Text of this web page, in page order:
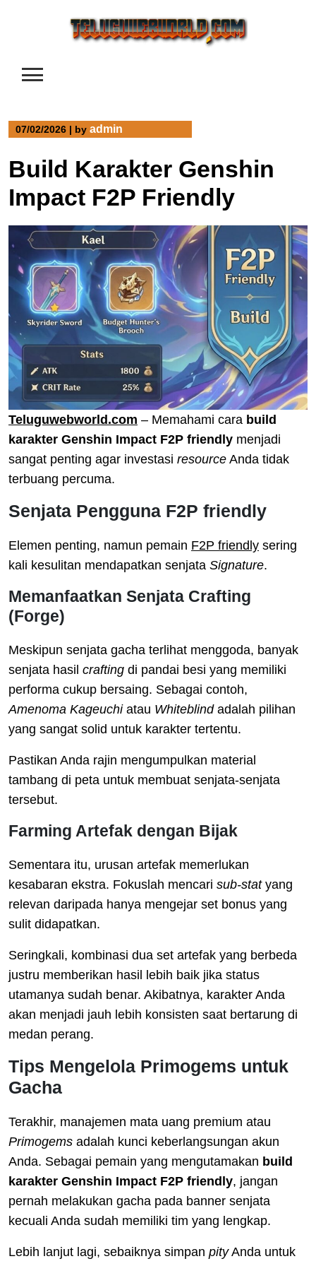
07/02/2026 | by admin
Build Karakter Genshin
Impact F2P Friendly
Teluguwebworld.com – Memahami cara build
karakter Genshin Impact F2P friendly menjadi
sangat penting agar investasi resource Anda tidak
terbuang percuma.
Senjata Pengguna F2P friendly
Elemen penting, namun pemain F2P friendly sering
kali kesulitan mendapatkan senjata Signature.
Memanfaatkan Senjata Crafting
(Forge)
Meskipun senjata gacha terlihat menggoda, banyak
senjata hasil crafting di pandai besi yang memiliki
performa cukup bersaing. Sebagai contoh,
Amenoma Kageuchiatau Whiteblindadalah pilihan
yang sangat solid untuk karakter tertentu.
Pastikan Anda rajin mengumpulkan material
tambang di peta untuk membuat senjata-senjata
tersebut.
Farming Artefak dengan Bijak
Sementara itu, urusan artefak memerlukan
kesabaran ekstra. Fokuslah mencari sub-statyang
relevan daripada hanya mengejar set bonus yang
sulit didapatkan.
Seringkali, kombinasi dua set artefak yang berbeda
justru memberikan hasil lebih baik jika status
utamanya sudah benar. Akibatnya, karakter Anda
akan menjadi jauh lebih konsisten saat bertarung di
medan perang.
Tips Mengelola Primogems untuk
Gacha
Terakhir, manajemen mata uang premium atau
Primogems adalah kunci keberlangsungan akun
Anda. Sebagai pemain yang mengutamakan build
karakter Genshin Impact F2P friendly, jangan
pernah melakukan gacha pada banner senjata
kecuali Anda sudah memiliki tim yang lengkap.
Lebih lanjut lagi, sebaiknya simpan pityAnda untuk